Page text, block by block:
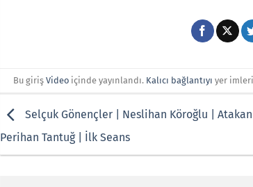
Bu girişVideo içinde yayınlandı. Kalıcı bağlantıyı yer
Selçuk Gönençler | Neslihan Köroğlu | Atakan
Perihan Tantuğ | İlk Seans